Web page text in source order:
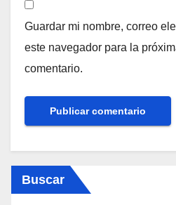
Guardar mi nombre, correo
este navegador para la
comentario.
Buscar